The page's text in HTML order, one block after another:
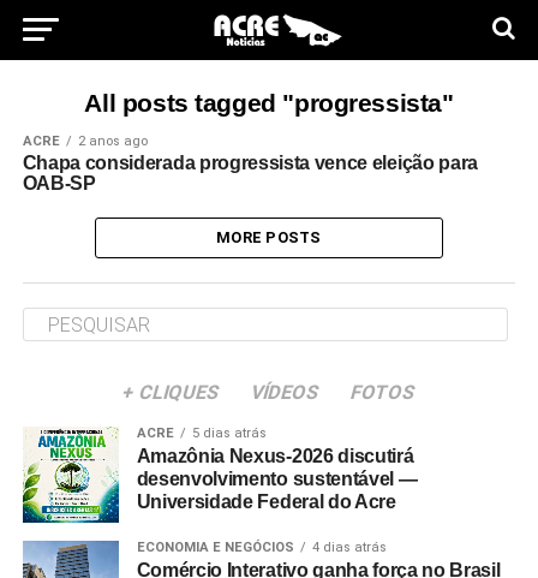
All posts tagged "progressista"
ACRE 2 anos ago
Chapa considerada progressista vence eleição para
OAB-SP
MORE POSTS
+ CLIQUES VÍDEOS FOTOS
ACRE 5 dias atrás
Amazônia Nexus-2026 discutirá
desenvolvimento sustentável —
Universidade Federal do Acre
ECONOMIA E NEGÓCIOS 4 dias atrás
Comércio Interativo ganha força no Brasil